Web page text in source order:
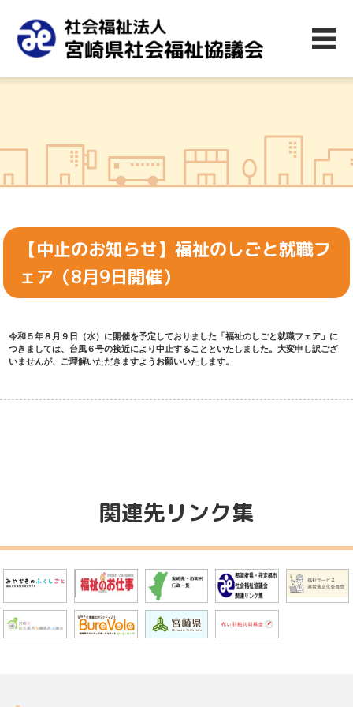
【中止のお知らせ】福祉のしごと就職フ
ェア（8月9日開催）
令和５年８月９日（水）に開催を予定しておりました「福祉のしごと就職フェア」に
つきましては、台風６号の接近により中止することといたしました。大変申し訳ござ
いませんが、ご理解いただきますようお願いいたします。
関連先リンク集